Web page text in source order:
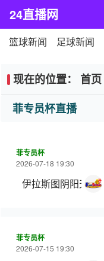
24直播网
篮球新闻 足球新闻
现在的位置： 首页
菲专员杯直播
菲专员杯
2026-07-18 19:30
伊拉斯图阴阳天
菲专员杯
2026-07-15 19:30